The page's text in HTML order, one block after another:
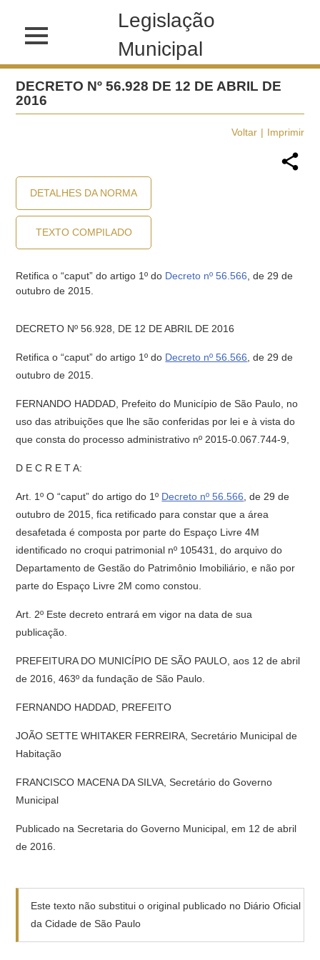
Legislação
Municipal
DECRETO Nº 56.928 DE 12 DE ABRIL DE
2016
Voltar Imprimir
DETALHES DA NORMA
TEXTO COMPILADO
Retifica o “caput” do artigo 1º do Decreto nº 56.566 , de 29 de
outubro de 2015.
DECRETO Nº 56.928, DE 12 DE ABRIL DE 2016
Retifica o “caput” do artigo 1º do Decreto nº 56.566 , de 29 de
outubro de 2015.
FERNANDO HADDAD, Prefeito do Município de São Paulo, no
uso das atribuições que lhe são conferidas por lei e à vista do
que consta do processo administrativo nº 2015-0.067.744-9,
D E C R E T A:
Art. 1º O “caput” do artigo do 1º Decreto nº 56.566 , de 29 de
outubro de 2015, fica retificado para constar que a área
desafetada é composta por parte do Espaço Livre 4M
identificado no croqui patrimonial nº 105431, do arquivo do
Departamento de Gestão do Patrimônio Imobiliário, e não por
parte do Espaço Livre 2M como constou.
Art. 2º Este decreto entrará em vigor na data de sua
publicação.
PREFEITURA DO MUNICÍPIO DE SÃO PAULO, aos 12 de abril
de 2016, 463º da fundação de São Paulo.
FERNANDO HADDAD, PREFEITO
JOÃO SETTE WHITAKER FERREIRA, Secretário Municipal de
Habitação
FRANCISCO MACENA DA SILVA, Secretário do Governo
Municipal
Publicado na Secretaria do Governo Municipal, em 12 de abril
de 2016.
Este texto não substitui o original publicado no Diário Oficial
da Cidade de São Paulo